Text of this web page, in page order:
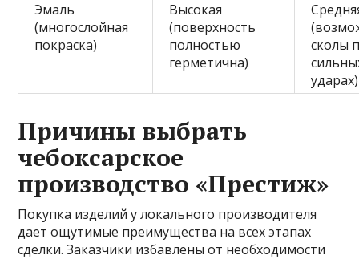
Эмаль
(многослойная
покраска)
Высокая
(поверхность
полностью
герметична)
сколы
ударах)
Причины выбрать
чебоксарское
производство «Престиж»
Покупка изделий у локального производителя
дает ощутимые преимущества на всех этапах
сделки. Заказчики избавлены от необходимости